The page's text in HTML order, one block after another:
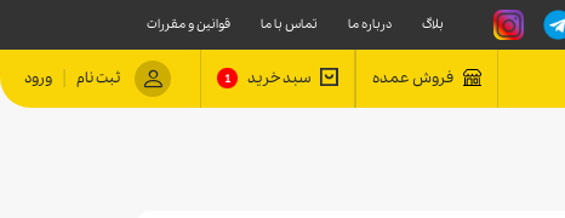
بلاگ درباره ما تماس با ما قوانین و مقررات
فروش عمده سبد خرید 1 ثبت نام | ورود